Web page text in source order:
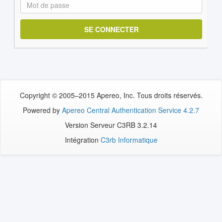
de
passe:
Copyright © 2005–2015 Apereo, Inc. Tous droits réservés.
Powered by Apereo Central Authentication Service 4.2.7
Version Serveur C3RB 3.2.14
Intégration C3rb Informatique